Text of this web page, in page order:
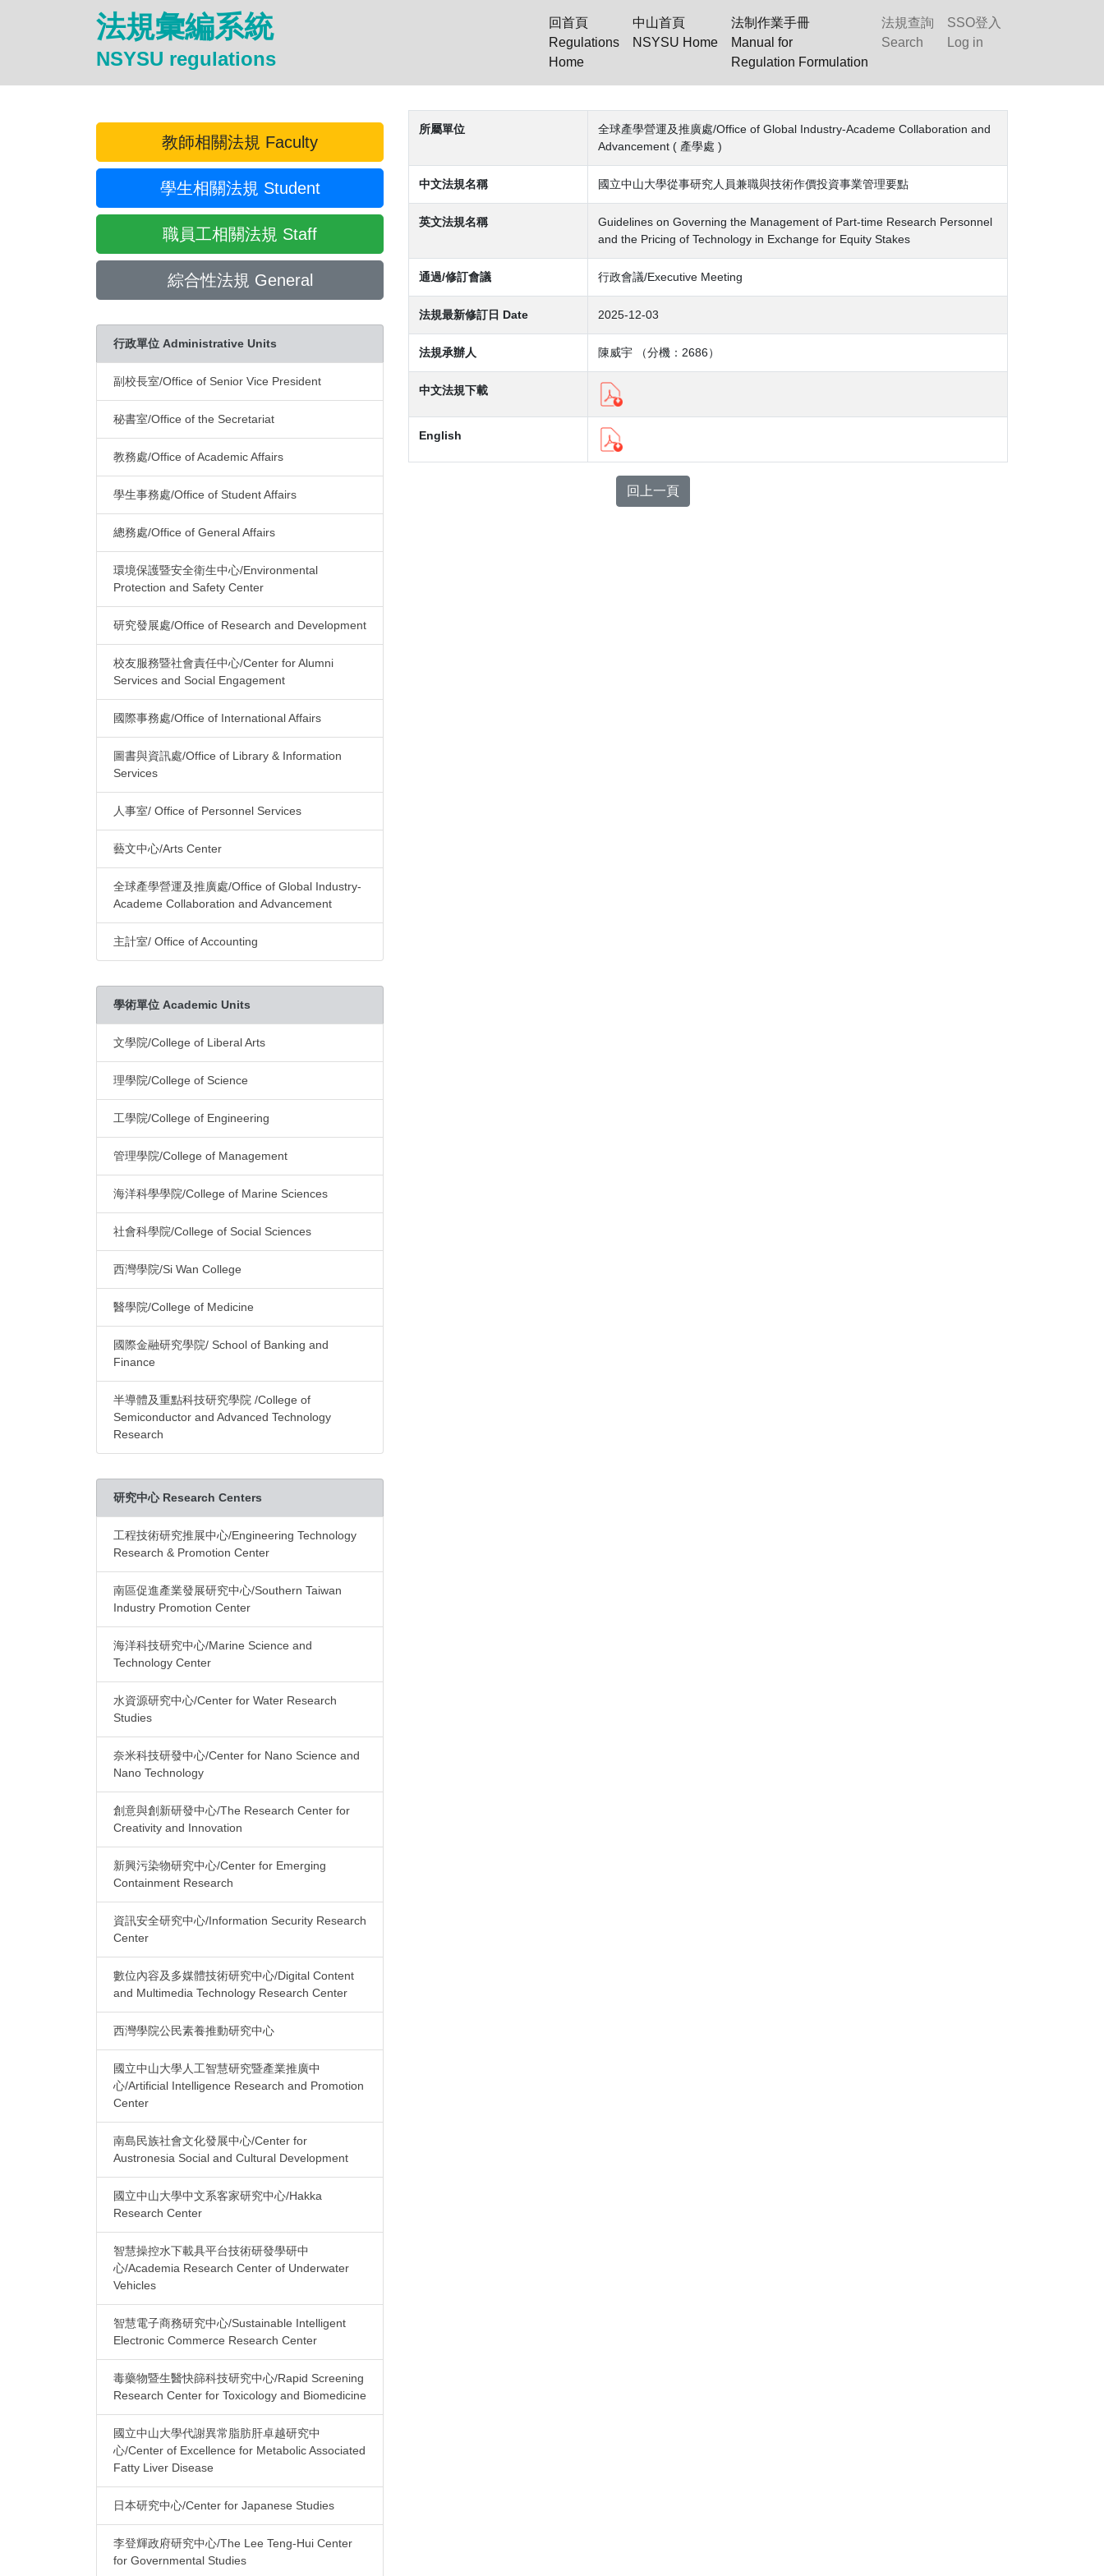
法規彙編系統
NSYSU regulations
回首頁
Regulations
Home
中山首頁
NSYSU Home
法制作業手冊
Manual for
Regulation Formulation
法規查詢
Search
SSO登入
Log in
教師相關法規 Faculty
學生相關法規 Student
職員工相關法規 Staff
綜合性法規 General
行政單位 Administrative Units
副校長室/Office of Senior Vice President
秘書室/Office of the Secretariat
教務處/Office of Academic Affairs
學生事務處/Office of Student Affairs
總務處/Office of General Affairs
環境保護暨安全衛生中心/Environmental
Protection and Safety Center
研究發展處/Office of Research and Development
校友服務暨社會責任中心/Center for Alumni
Services and Social Engagement
國際事務處/Office of International Affairs
圖書與資訊處/Office of Library & Information
Services
人事室/ Office of Personnel Services
藝文中心/Arts Center
全球產學營運及推廣處/Office of Global Industry-
Academe Collaboration and Advancement
主計室/ Office of Accounting
學術單位 Academic Units
文學院/College of Liberal Arts
理學院/College of Science
工學院/College of Engineering
管理學院/College of Management
海洋科學學院/College of Marine Sciences
社會科學院/College of Social Sciences
西灣學院/Si Wan College
醫學院/College of Medicine
國際金融研究學院/ School of Banking and
Finance
半導體及重點科技研究學院 /College of
Semiconductor and Advanced Technology
Research
研究中心 Research Centers
工程技術研究推展中心/Engineering Technology
Research & Promotion Center
南區促進產業發展研究中心/Southern Taiwan
Industry Promotion Center
海洋科技研究中心/Marine Science and
Technology Center
水資源研究中心/Center for Water Research
Studies
奈米科技研發中心/Center for Nano Science and
Nano Technology
創意與創新研發中心/The Research Center for
Creativity and Innovation
新興污染物研究中心/Center for Emerging
Containment Research
資訊安全研究中心/Information Security Research
Center
數位內容及多媒體技術研究中心/Digital Content
and Multimedia Technology Research Center
西灣學院公民素養推動研究中心
國立中山大學人工智慧研究暨產業推廣中
心/Artificial Intelligence Research and Promotion
Center
南島民族社會文化發展中心/Center for
Austronesia Social and Cultural Development
國立中山大學中文系客家研究中心/Hakka
Research Center
智慧操控水下載具平台技術研發學研中
心/Academia Research Center of Underwater
Vehicles
智慧電子商務研究中心/Sustainable Intelligent
Electronic Commerce Research Center
毒藥物暨生醫快篩科技研究中心/Rapid Screening
Research Center for Toxicology and Biomedicine
國立中山大學代謝異常脂肪肝卓越研究中
心/Center of Excellence for Metabolic Associated
Fatty Liver Disease
日本研究中心/Center for Japanese Studies
李登輝政府研究中心/The Lee Teng-Hui Center
for Governmental Studies
所屬單位
全球產學營運及推廣處/Office of Global Industry-Academe Collaboration and
Advancement ( 產學處 )
中文法規名稱 國立中山大學從事研究人員兼職與技術作價投資事業管理要點
英文法規名稱
Guidelines on Governing the Management of Part-time Research Personnel
and the Pricing of Technology in Exchange for Equity Stakes
通過/修訂會議 行政會議/Executive Meeting
法規最新修訂日 Date 2025-12-03
法規承辦人 陳威宇 （分機：2686）
中文法規下載
English
回上一頁